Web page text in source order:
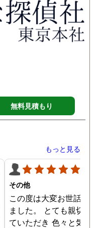
無料見積もり
もっと見る
その他
この度は大変お世話にな
ました。 とても親切に
ていただき 色々と気付